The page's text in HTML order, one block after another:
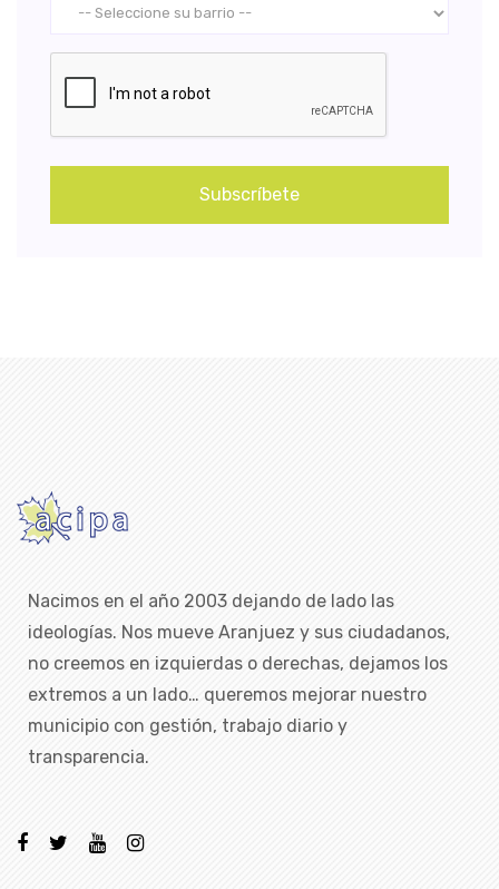
Subscríbete
Nacimos en el año 2003 dejando de lado las
ideologías. Nos mueve Aranjuez y sus ciudadanos,
no creemos en izquierdas o derechas, dejamos los
extremos a un lado… queremos mejorar nuestro
municipio con gestión, trabajo diario y
transparencia.